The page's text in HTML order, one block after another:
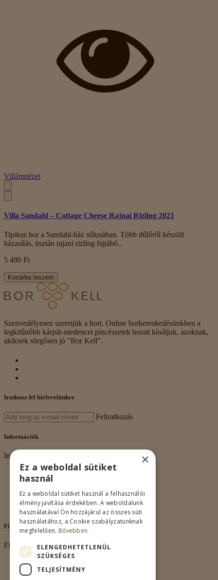
Villámnézet
Villa Sandahl – Cottage Cheese Rajnai Rizling 2021
Tipikus bor a Sandahl-ház stílusában. Több dűlőről készült
házasítás, tisztán rajani rizling fajtábó..
5 490 Ft
Kosárba teszem
Szenvedélyesen szeretjük a bort. Online borkereskedésünkben a
legkitűnőbb kárpát-medencei pincészetek borait kínáljuk, azoknak,
akiknek sürgősen jó "Bor Kell".
Iratkozz fel hírlevelünkre
Feliratkozás
Információk
Információk
Rólunk
Adatkezelés
Vásárlási feltételek
Nagykereskedelem
Kapcsolat
Fiókom
Fiókom
Fiókom
Rendeléseim
×
Ez a weboldal sütiket
használ
Ez a weboldal sütiket használ a felhasználói
élmény javítása érdekében. A weboldalunk
használatával Ön hozzájárul az összes süti
használatához, a Cookie szabályzatunknak
megfelelően. Bővebben
ELENGEDHETETLENÜL
SZÜKSÉGES
TELJESÍTMÉNY